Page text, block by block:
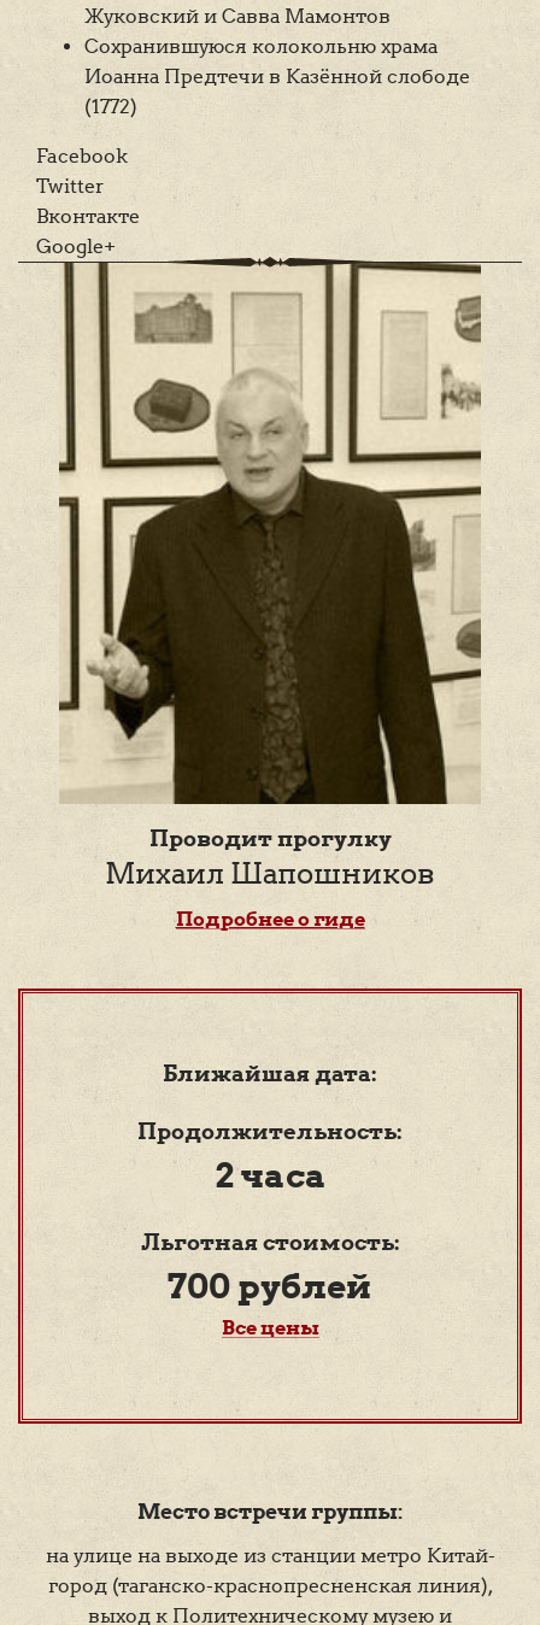
Жуковский и Савва Мамонтов
Сохранившуюся колокольню храма
Иоанна Предтечи в Казённой слободе
(1772)
Facebook
Twitter
Вконтакте
Google+
Проводит прогулку
Михаил Шапошников
Подробнее о гиде
Ближайшая дата:
Продолжительность:
2 часа
Льготная стоимость:
700 рублей
Все цены
Место встречи группы:
на улице на выходе из станции метро Китай-
город (таганско-краснопресненская линия),
выход к Политехническому музею и